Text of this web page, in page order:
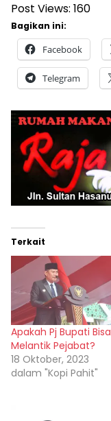
Post Views: 160
Bagikan ini:
Facebook
Telegram
Terkait
Apakah Pj Bupati Bisa
Melantik Pejabat?
18 Oktober, 2023
dalam "Kopi Pahit"